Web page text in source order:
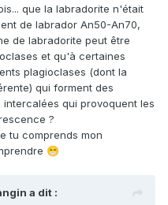
que la labradorite n'était
de labrador An50-An70,
de labradorite peut être
et qu'à certaines
plagioclases (dont la
qui forment des
qui provoquent les
?
tu comprends mon
😁
a dit :